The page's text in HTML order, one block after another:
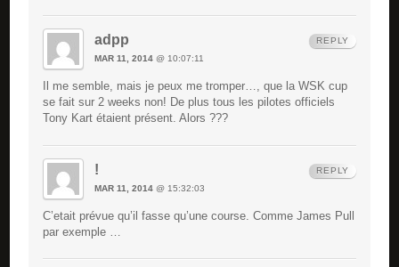
adpp
MAR 11, 2014@ 10:07:11
Il me semble, mais je peux me tromper…, que la WSK cup
se fait sur 2 weeks non! De plus tous les pilotes officiels
Tony Kart étaient présent. Alors ???
REPLY
!
MAR 11, 2014@ 15:32:03
C’etait prévue qu’il fasse qu’une course. Comme James Pull
par exemple …
REPLY